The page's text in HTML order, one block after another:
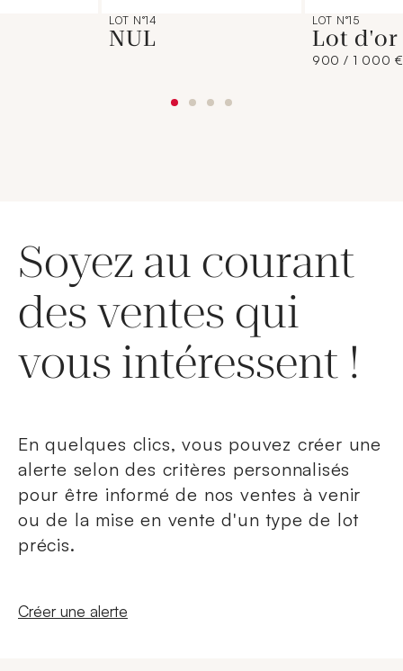
LOT N°14
NUL
LOT N°15
Lot d'or
900 / 1 000 €
Soyez au courant
des ventes qui
vous intéressent !
En quelques clics, vous pouvez créer une
alerte selon des critères personnalisés
pour être informé de nos ventes à venir
ou de la mise en vente d'un type de lot
précis.
Nouvelle fenêtre
Créer une alerte